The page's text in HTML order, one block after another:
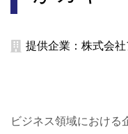
提供企業：株式会社
ビジネス領域における